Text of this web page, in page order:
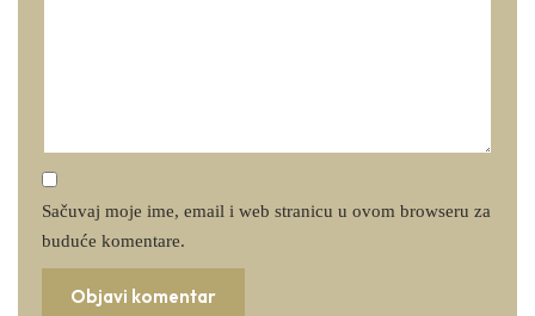
Sačuvaj moje ime, email i web stranicu u ovom browseru za
buduće komentare.